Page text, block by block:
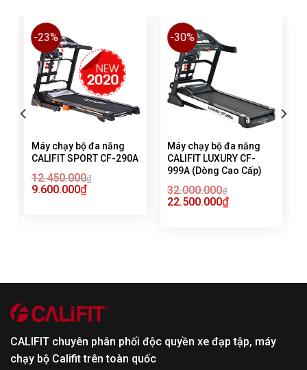
-23%
Máy chạy bộ đa năng
CALIFIT SPORT CF-290A
12.450.000₫
9.600.000₫
-30%
Máy chạy bộ đa năng
CALIFIT LUXURY CF-
999A (Dòng Cao Cấp)
32.000.000₫
22.500.000₫
CALIFIT chuyên phân phối độc quyền xe đạp tập, máy
chạy bộ Califit trên toàn quốc